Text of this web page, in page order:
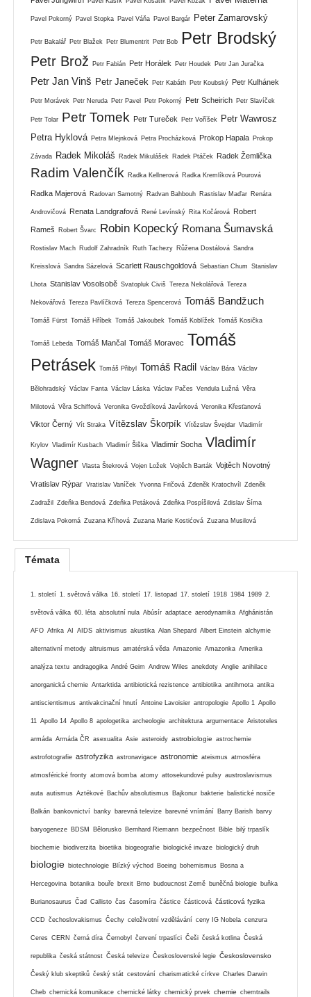
Pavel Pokorný Pavel Stopka Pavel Váňa Pavol Bargár Peter Zamarovský
Petr Bakalář Petr Blažek Petr Blumentrit Petr Bob Petr Brodský
Petr Brož Petr Fabián Petr Horálek Petr Houdek Petr Jan Juračka
Petr Jan Vinš Petr Janeček Petr Kabáth Petr Koubský Petr Kulhánek
Petr Morávek Petr Neruda Petr Pavel Petr Pokorný Petr Scheirich Petr Slavíček
Petr Tolar Petr Tomek Petr Tureček Petr Voříšek
Petr Wawrosz
Petra Hyklová Petra Mlejnková Petra Procházková Prokop Hapala Prokop
Závada Radek Mikoláš Radek Mikulášek Radek Ptáček Radek Žemlička
Radim Valenčík Radka Kellnerová Radka Kremlíková Pourová
Radka Majerová Radovan Samotný Radvan Bahbouh Rastislav Maďar Renáta
Androvičová Renata Landgrafová René Levínský Rita Kočárová Robert
Rameš Robert Švarc Robin Kopecký Romana Šumavská
Rostislav Mach Rudolf Zahradník Ruth Tachezy Růžena Dostálová Sandra
Kreisslová Sandra Sázelová Scarlett Rauschgoldová Sebastian Chum Stanislav
Lhota Stanislav Vosolsobě Svatopluk Civiš Tereza Nekolářová Tereza
Nekovářová Tereza Pavlíčková Tereza Spencerová Tomáš Bandžuch
Tomáš Fürst Tomáš Hříbek Tomáš Jakoubek Tomáš Koblížek Tomáš Kosička
Tomáš Lebeda Tomáš Mančal Tomáš Moravec Tomáš
Petrásek Tomáš Přibyl Tomáš Radil Václav Bára Václav
Bělohradský Václav Fanta Václav Láska Václav Pačes Vendula Lužná Věra
Milotová Věra Schiffová Veronika Gvoždíková Javůrková Veronika Křesťanová
Viktor Černý Vít Straka Vítězslav Škorpík Vítězslav Švejdar Vladimír
Krylov Vladimír Kusbach Vladimír Šiška Vladimír Socha Vladimír
Wagner Vlasta Štekrová Vojen Ložek Vojtěch Barták Vojtěch Novotný
Vratislav Rýpar Vratislav Vaníček Yvonna Fričová Zdeněk Kratochvíl Zdeněk
Zadražil Zdeňka Bendová Zdeňka Petáková Zdeňka Pospíšilová Zdislav Šíma
Zdislava Pokorná Zuzana Kříhová Zuzana Marie Kostićová Zuzana Musilová
Témata
1. století 1. světová válka 16. století 17. listopad 17. století 1918 1984 1989 2.
světová válka 60. léta absolutní nula Abúsír adaptace aerodynamika Afghánistán
AFO Afrika AI AIDS aktivismus akustika Alan Shepard Albert Einstein alchymie
alternativní metody altruismus amatérská věda Amazonie Amazonka Amerika
analýza textu andragogika André Geim Andrew Wiles anekdoty Anglie anihilace
anorganická chemie Antarktida antibiotická rezistence antibiotika antihmota antika
antiscientismus antivakcinační hnutí Antoine Lavoisier antropologie Apollo 1 Apollo
11 Apollo 14 Apollo 8 apologetika archeologie architektura argumentace Aristoteles
armáda Armáda ČR asexualita Asie asteroidy astrobiologie astrochemie
astrofotografie astrofyzika astronavigace astronomie ateismus atmosféra
atmosférické fronty atomová bomba atomy attosekundové pulsy austroslavismus
auta autismus Aztékové Bachův absolutismus Bajkonur bakterie balistické nosiče
Balkán bankovnictví banky barevná televize barevné vnímání Barry Barish barvy
baryogeneze BDSM Bělorusko Bernhard Riemann bezpečnost Bible bilý trpaslík
biochemie biodiverzita bioetika biogeografie biologické invaze biologický druh
biologie biotechnologie Blízký východ Boeing bohemismus Bosna a
Hercegovina botanika bouře brexit Brno budoucnost Země buněčná biologie buňka
Burianosaurus Čad Callisto čas časomíra částice částicová částicová fyzika
CCD čechoslovakismus Čechy celoživotní vzdělávání ceny IG Nobela cenzura
Ceres CERN černá díra Černobyl červení trpaslíci Češi česká kotlina Česká
republika česká státnost Česká televize Československé legie Československo
Český klub skeptiků český stát cestování charismatické církve Charles Darwin
Cheb chemická komunikace chemické látky chemický prvek chemie chemtrails